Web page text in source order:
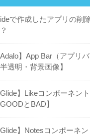
で作成したアプリの削
Adalo】App Bar（アプリ
半透明・背景画像】
Glide】Likeコンポーネン
GOODとBAD】
Glide】Notesコンポーネ